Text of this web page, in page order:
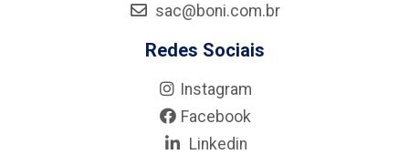
sac@boni.com.br
Redes Sociais
Instagram
Facebook
Linkedin